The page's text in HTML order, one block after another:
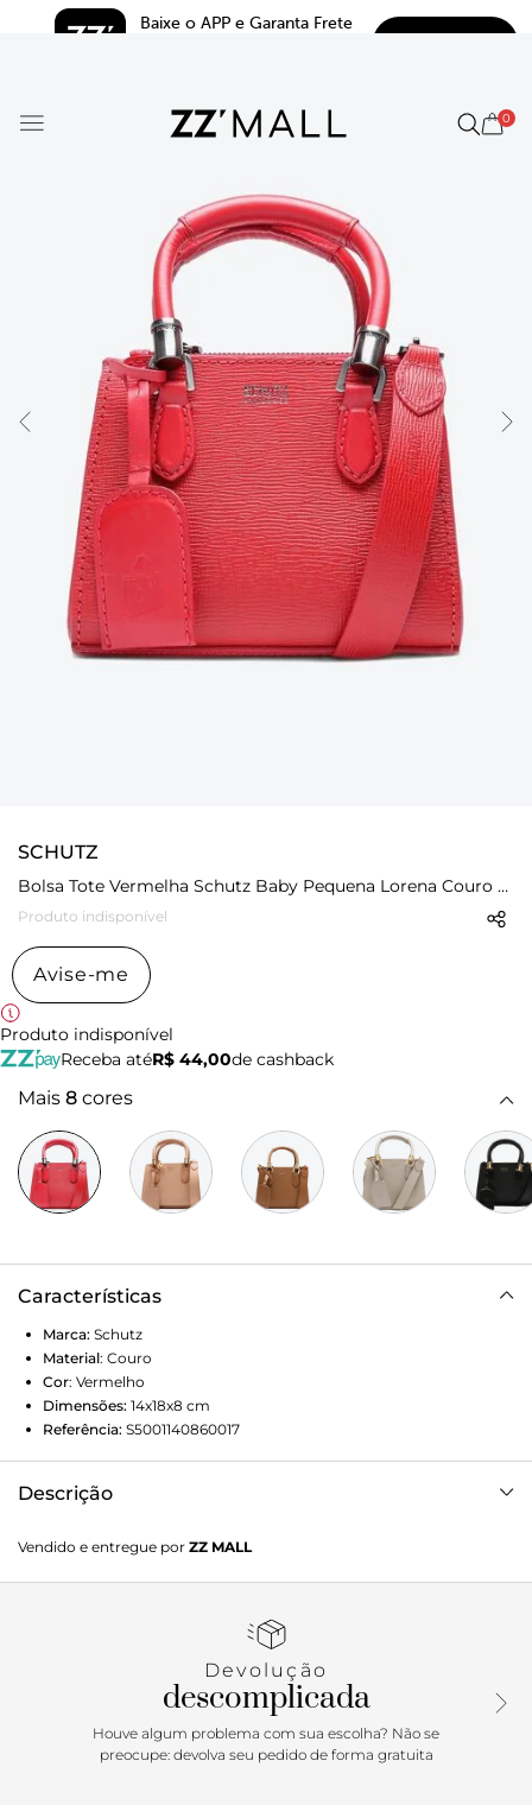
Baixe o APP e Garanta Frete
0
SCHUTZ
Bolsa Tote Vermelha Schutz Baby Pequena Lorena Couro Scarlet
Produto indisponível
Avise-me
Produto indisponível
Receba atéR$ 44,00de cashback
Mais 8 cores
Características
Marca: Schutz
Material: Couro
Cor: Vermelho
Dimensões: 14x18x8 cm
Referência: S5001140860017
Descrição
as fashionistas, as baby bags surgem como uma aposta fun
& fashion para usar all year long! Ícone da SCHUTZ, a Lorena
sempre e tamanho ideal para levar celular e documentos,
toque extra de estilo sem perder em elegância! Must have!
Dimensões (LAC): 9x14x18
Vendido e entregue por ZZ MALL
Devolução
descomplicada
Houve algum problema com sua escolha? Não se
preocupe: devolva seu pedido de forma gratuita